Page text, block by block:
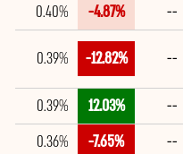
--
-4.87%
0.40%
--
-12.82%
0.39%
--
12.03%
0.39%
--
-7.65%
0.36%